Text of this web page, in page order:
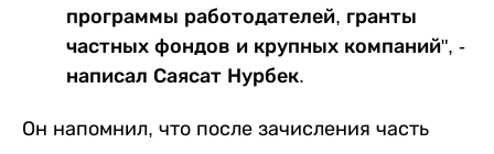
программы работодателей, гранты
частных фондов и крупных компаний", -
написал Саясат Нурбек.
Он напомнил, что после зачисления часть